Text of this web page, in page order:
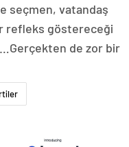
seçmen, vatandaş
refleks göstereceği
de zor bir